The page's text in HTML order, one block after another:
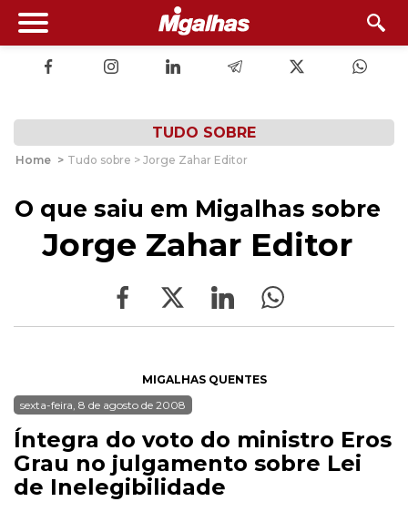
TUDO SOBRE
Home > Tudo sobre > Jorge Zahar Editor
O que saiu em Migalhas sobre
Jorge Zahar Editor
MIGALHAS QUENTES
sexta-feira, 8 de agosto de 2008
Íntegra do voto do ministro Eros
Grau no julgamento sobre Lei
de Inelegibilidade